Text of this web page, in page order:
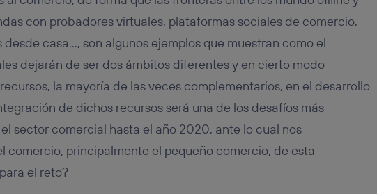
con probadores virtuales, plataformas sociales de comercio,
casa…, son algunos ejemplos que muestran como el
dejarán de ser dos ámbitos diferentes y en cierto modo
la mayoría de las veces complementarios, en el desarrollo
de dichos recursos será una de los desafíos más
sector comercial hasta el año 2020, ante lo cual nos
comercio, principalmente el pequeño comercio, de esta
el reto?